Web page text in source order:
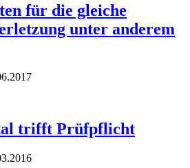
für die gleiche
unter anderem
trifft Prüfpflicht